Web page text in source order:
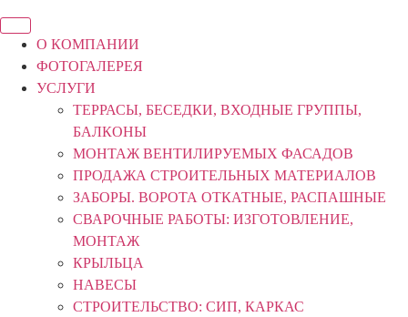
О КОМПАНИИ
ФОТОГАЛЕРЕЯ
УСЛУГИ
ТЕРРАСЫ, БЕСЕДКИ, ВХОДНЫЕ ГРУППЫ,
БАЛКОНЫ
МОНТАЖ ВЕНТИЛИРУЕМЫХ ФАСАДОВ
ПРОДАЖА СТРОИТЕЛЬНЫХ МАТЕРИАЛОВ
ЗАБОРЫ. ВОРОТА ОТКАТНЫЕ, РАСПАШНЫЕ
СВАРОЧНЫЕ РАБОТЫ: ИЗГОТОВЛЕНИЕ,
МОНТАЖ
КРЫЛЬЦА
НАВЕСЫ
СТРОИТЕЛЬСТВО: СИП, КАРКАС